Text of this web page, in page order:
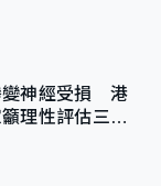
變神經受損 港
理性評估三大